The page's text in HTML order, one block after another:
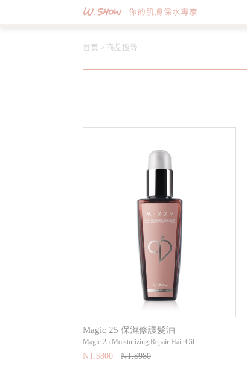
首頁 > 商品搜尋
Magic 25 保濕修護髮油
Magic 25 Moisturizing Repair Hair Oil
NT.$800 NT.$980